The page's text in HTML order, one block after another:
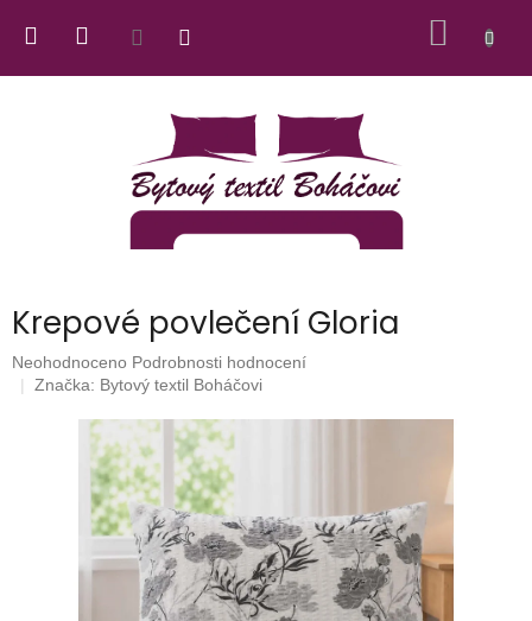
Krepové povlečení Gloria
Průměrné
hodnocení
Neohodnoceno Podrobnosti hodnocení
Značka: Bytový textil Boháčovi